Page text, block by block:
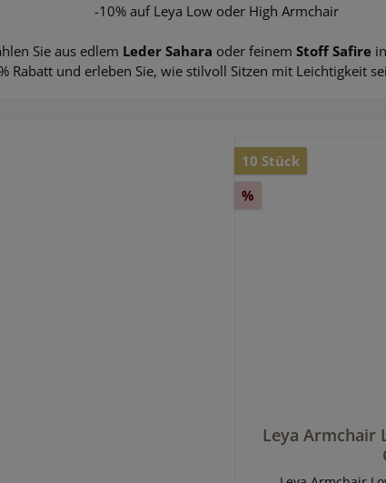
-10% auf Leya Low oder High Armchair
Sie aus edlem Leder Sahara oder feinem Stoff Safire
Rabatt und erleben Sie, wie stilvoll Sitzen mit Leichtigkeit
10 Stück
%
Leya Armchair